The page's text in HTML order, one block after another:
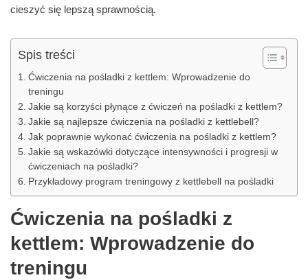
cieszyć się lepszą sprawnością.
Spis treści
Ćwiczenia na pośladki z kettlem: Wprowadzenie do
treningu
Jakie są korzyści płynące z ćwiczeń na pośladki z kettlem?
Jakie są najlepsze ćwiczenia na pośladki z kettlebell?
Jak poprawnie wykonać ćwiczenia na pośladki z kettlem?
Jakie są wskazówki dotyczące intensywności i progresji w
ćwiczeniach na pośladki?
Przykładowy program treningowy z kettlebell na pośladki
Ćwiczenia na pośladki z
kettlem: Wprowadzenie do
treningu